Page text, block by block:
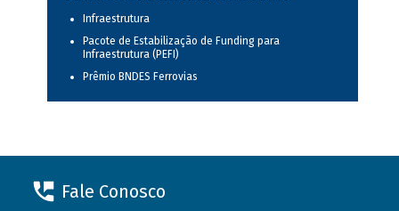
Infraestrutura
Pacote de Estabilização de Funding para
Infraestrutura (PEFI)
Prêmio BNDES Ferrovias
Fale Conosco